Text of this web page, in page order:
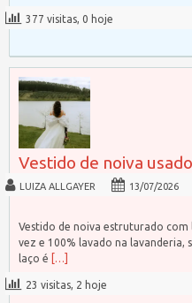
377 visitas, 0 hoje
Vestido de noiva
LUIZA ALLGAYER 13/07/2026
Vestido de noiva estruturado
vez e 100% lavado na lavanderia,
laço é
[…]
23 visitas, 2 hoje